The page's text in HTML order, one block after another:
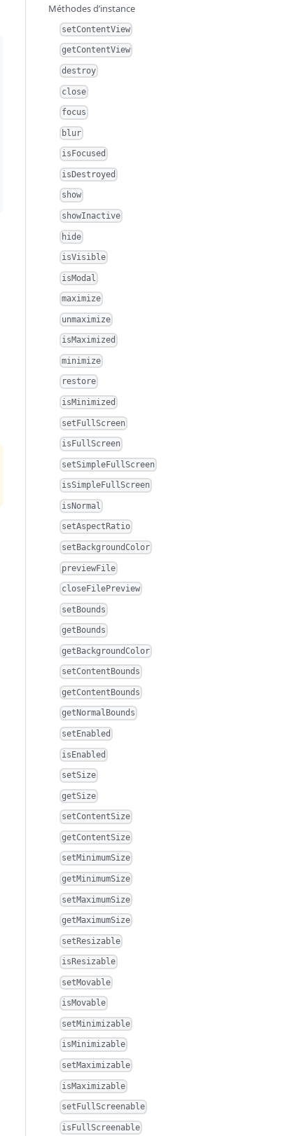
Méthodes d’instance
setContentView
getContentView
destroy
close
focus
blur
isFocused
isDestroyed
show
showInactive
hide
isVisible
isModal
maximize
unmaximize
isMaximized
minimize
restore
isMinimized
setFullScreen
isFullScreen
setSimpleFullScreen
isSimpleFullScreen
isNormal
setAspectRatio
setBackgroundColor
previewFile
closeFilePreview
setBounds
getBounds
getBackgroundColor
setContentBounds
getContentBounds
getNormalBounds
setEnabled
isEnabled
setSize
getSize
setContentSize
getContentSize
setMinimumSize
getMinimumSize
setMaximumSize
getMaximumSize
setResizable
isResizable
setMovable
isMovable
setMinimizable
isMinimizable
setMaximizable
isMaximizable
setFullScreenable
isFullScreenable